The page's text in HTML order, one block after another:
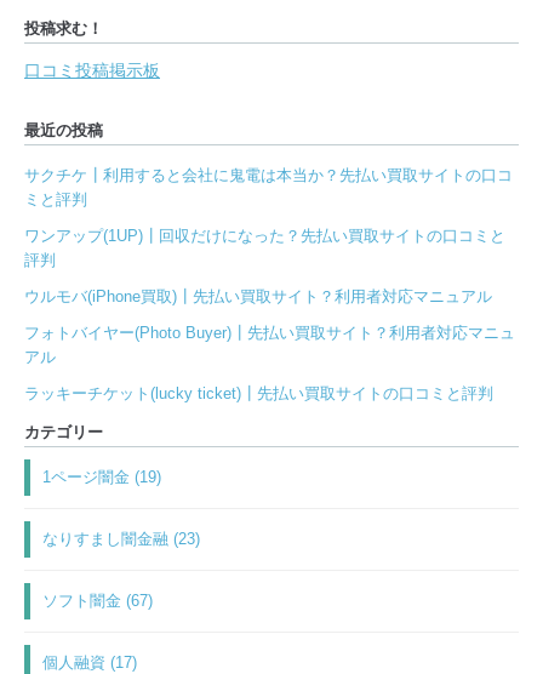
投稿求む！
口コミ投稿掲示板
最近の投稿
サクチケ┃利用すると会社に鬼電は本当か？先払い買取サイトの口コ
ミと評判
ワンアップ(1UP)┃回収だけになった？先払い買取サイトの口コミと
評判
ウルモバ(iPhone買取)┃先払い買取サイト？利用者対応マニュアル
フォトバイヤー(Photo Buyer)┃先払い買取サイト？利用者対応マニュ
アル
ラッキーチケット(lucky ticket)┃先払い買取サイトの口コミと評判
カテゴリー
1ページ闇金 (19)
なりすまし闇金融 (23)
ソフト闇金 (67)
個人融資 (17)